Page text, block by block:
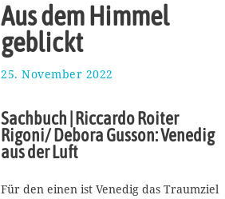
Aus dem Himmel
geblickt
25. November 2022
e
z
b
Sachbuch | Riccardo Roiter
Rigoni/ Debora Gusson: Venedig
aus der Luft
Für den einen ist Venedig das Traumziel